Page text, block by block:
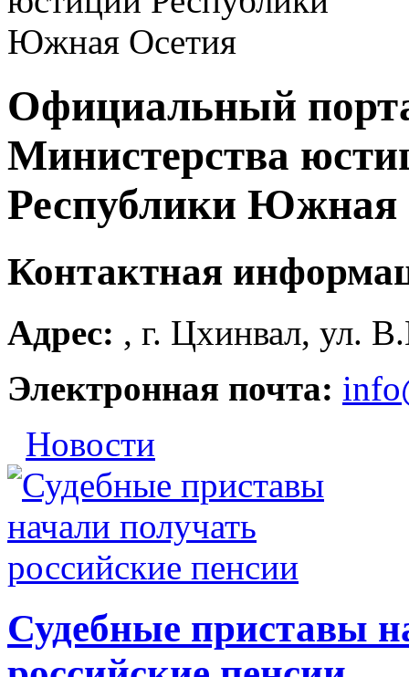
Официальный
Министерства
Республики Южная
Контактная
Адрес: , г. Цхинвал, ул.
Электронная почта:
Новости
Судебные приставы